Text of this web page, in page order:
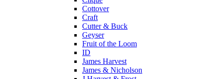
Cottover
Craft
Cutter & Buck
Geyser
Fruit of the Loom
ID
James Harvest
James & Nicholson